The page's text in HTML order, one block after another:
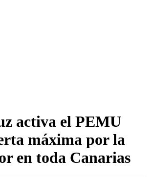
activa el PEMU
máxima por la
en toda Canarias